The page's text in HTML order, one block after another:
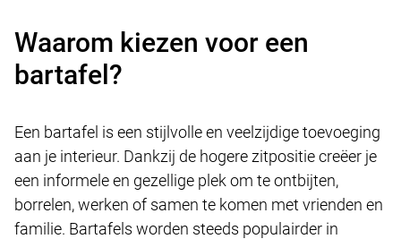
Waarom kiezen voor een
bartafel?
Een bartafel is een stijlvolle en veelzijdige toevoeging
aan je interieur. Dankzij de hogere zitpositie creëer je
een informele en gezellige plek om te ontbijten,
borrelen, werken of samen te komen met vrienden en
familie. Bartafels worden steeds populairder in